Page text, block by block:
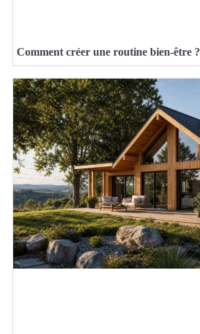
Comment créer une routine bien-être ?